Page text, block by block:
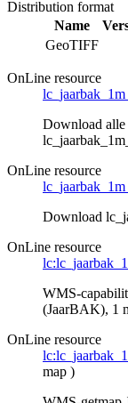
Distribution format
Name
GeoTIFF
OnLine resource
Download alle
OnLine resource
Download
OnLine resource
WMS-
(JaarBAK), 1
OnLine resource
map )